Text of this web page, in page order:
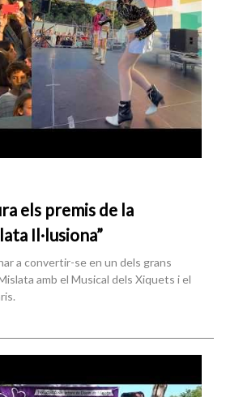
els premis de la
Il·lusiona”
a convertir-se en un dels grans
amb el Musical dels Xiquets i el